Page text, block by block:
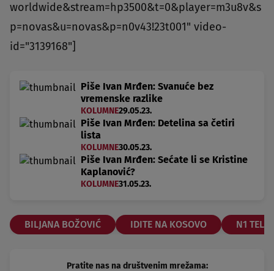
worldwide&stream=hp3500&t=0&player=m3u8v&s
p=novas&u=novas&p=n0v43!23t001" video-
id="3139168"]
Piše Ivan Mrđen: Svanuće bez
vremenske razlike
KOLUMNE29.05.23.
Piše Ivan Mrđen: Detelina sa četiri
lista
KOLUMNE30.05.23.
Piše Ivan Mrđen: Sećate li se Kristine
Kaplanović?
KOLUMNE31.05.23.
BILJANA BOŽOVIĆ IDITE NA KOSOVO N1
Pratite nas na društvenim mrežama: